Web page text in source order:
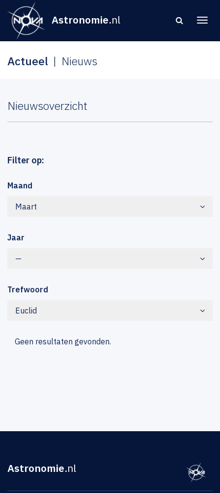
Astronomie.nl
Actueel Nieuws
Nieuwsoverzicht
Filter op:
Maand
Maart
Jaar
—
Trefwoord
Euclid
Geen resultaten gevonden.
Astronomie.nl